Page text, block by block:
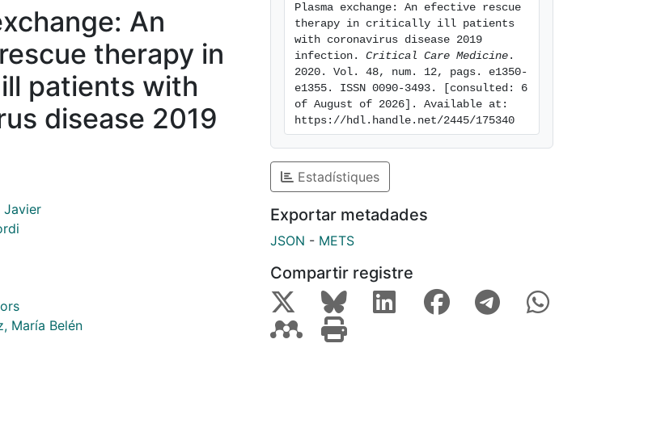
An
therapy in
patients with
disease 2019
Javier
María Belén
Plasma exchange: An efective rescue
therapy in critically ill patients
with coronavirus disease 2019
infection. Critical Care Medicine .
2020. Vol. 48, num. 12, pags. e1350-
e1355. ISSN 0090-3493. [consulted: 6
of August of 2026]. Available at:
https://hdl.handle.net/2445/175340
Estadístiques
Exportar metadades
JSON - METS
Compartir registre